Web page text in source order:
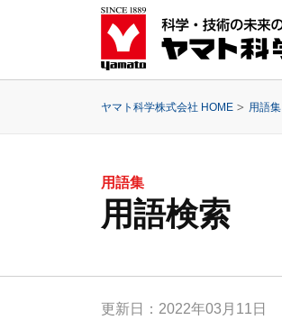
ヤマト科学株式会社 HOME 用語集
用語集
用語検索
更新日：2022年03月11日